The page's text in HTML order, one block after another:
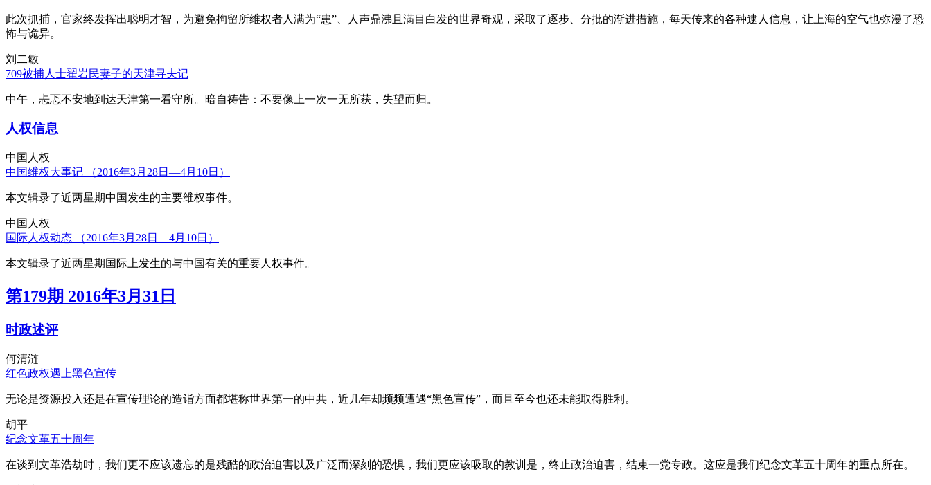
此次抓捕，官家终发挥出聪明才智，为避免拘留所维权者人满为“患”、人声鼎沸且满目白发的世界奇观，采取了逐步、分批的渐进措施，每天传来的各种逮人信息，让上海的空气也弥漫了恐
怖与诡异。
刘二敏
709被捕人士翟岩民妻子的天津寻夫记
中午，忐忑不安地到达天津第一看守所。暗自祷告：不要像上一次一无所获，失望而归。
人权信息
中国人权
中国维权大事记 （2016年3月28日—4月10日）
本文辑录了近两星期中国发生的主要维权事件。
中国人权
国际人权动态 （2016年3月28日—4月10日）
本文辑录了近两星期国际上发生的与中国有关的重要人权事件。
第179期 2016年3月31日
时政述评
何清涟
红色政权遇上黑色宣传
无论是资源投入还是在宣传理论的造诣方面都堪称世界第一的中共，近几年却频频遭遇“黑色宣传”，而且至今也还未能取得胜利。
胡平
纪念文革五十周年
在谈到文革浩劫时，我们更不应该遗忘的是残酷的政治迫害以及广泛而深刻的恐惧，我们更应该吸取的教训是，终止政治迫害，结束一党专政。这应是我们纪念文革五十周年的重点所在。